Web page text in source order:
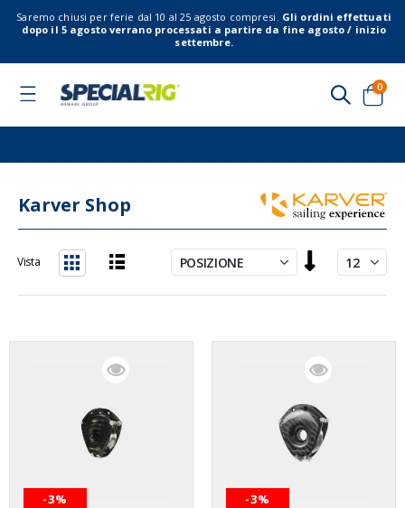
Saremo chiusi per ferie dal 10 al 25 agosto compresi. Gli ordini effettuati
dopo il 5 agosto verrano processati a partire da fine agosto / inizio
settembre.
Toggle
Cart
0
Karver Shop
la
direzione
Vista
-3% -3%